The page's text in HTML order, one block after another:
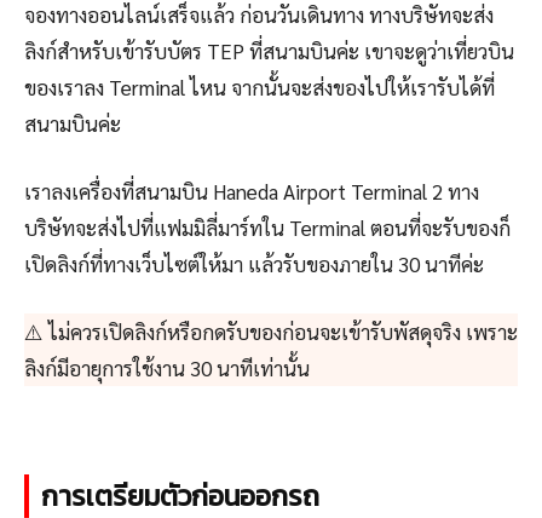
จองทางออนไลน์เสร็จแล้ว ก่อนวันเดินทาง ทางบริษัทจะส่ง
ลิงก์สำหรับเข้ารับบัตร TEP ที่สนามบินค่ะ เขาจะดูว่าเที่ยวบิน
ของเราลง Terminal ไหน จากนั้นจะส่งของไปให้เรารับได้ที่
สนามบินค่ะ
เราลงเครื่องที่สนามบิน Haneda Airport Terminal 2 ทาง
บริษัทจะส่งไปที่แฟมมิลี่มาร์ทใน Terminal ตอนที่จะรับของก็
เปิดลิงก์ที่ทางเว็บไซต์ให้มา แล้วรับของภายใน 30 นาทีค่ะ
⚠️ ไม่ควรเปิดลิงก์หรือกดรับของก่อนจะเข้ารับพัสดุจริง เพราะ
ลิงก์มีอายุการใช้งาน 30 นาทีเท่านั้น
การเตรียมตัวก่อนออกรถ